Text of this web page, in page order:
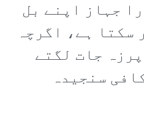
جہاز اپنے بل
سکتا ہے، اگرچہ
جات لگتے
سنجیدہ